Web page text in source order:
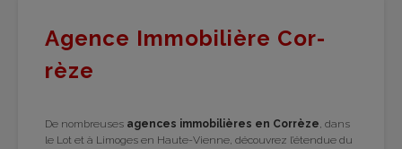
Agence Immo­bi­lière Cor­
rèze
De nom­breuses agences immo­bi­lières en Cor­rèze, dans
le Lot et à Limoges en Haute-Vienne, décou­vrez l’éten­due du